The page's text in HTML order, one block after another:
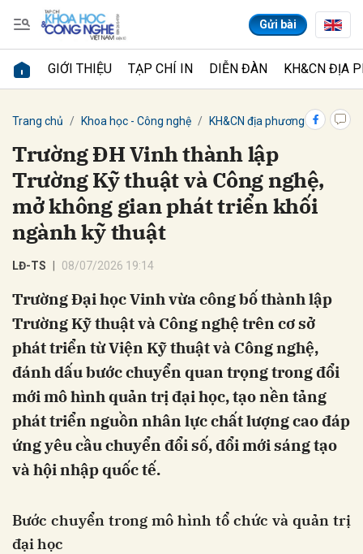
Gửi bài
GIỚI THIỆU TẠP CHÍ IN DIỄN ĐÀN KH&CN ĐỊA
Trang chủ Khoa học - Công nghệ KH&CN địa phương
Trường ĐH Vinh thành lập
Trường Kỹ thuật và Công nghệ,
mở không gian phát triển khối
ngành kỹ thuật
LĐ-TS 08/07/2026 19:14
Trường Đại học Vinh vừa công bố thành lập
Trường Kỹ thuật và Công nghệ trên cơ sở
phát triển từ Viện Kỹ thuật và Công nghệ,
đánh dấu bước chuyển quan trọng trong đổi
mới mô hình quản trị đại học, tạo nền tảng
phát triển nguồn nhân lực chất lượng cao đáp
ứng yêu cầu chuyển đổi số, đổi mới sáng tạo
và hội nhập quốc tế.
Bước chuyển trong mô hình tổ chức và quản trị
đại học
Gửi bình luận